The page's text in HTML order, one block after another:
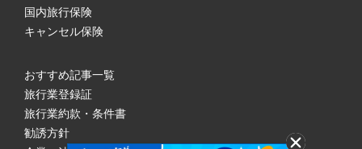
国内旅行保険
キャンセル保険
おすすめ記事一覧
旅行業登録証
旅行業約款・条件書
勧誘方針